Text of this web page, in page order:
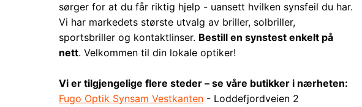
sørger for at du får riktig hjelp - uansett hvilken synsfeil du har.
Vi har markedets største utvalg av briller, solbriller,
sportsbriller og kontaktlinser. Bestill en synstest enkelt på
nett. Velkommen til din lokale optiker!
Vi er tilgjengelige flere steder – se våre butikker i nærheten:
Fugo Optik Synsam Vestkanten - Loddefjordveien 2